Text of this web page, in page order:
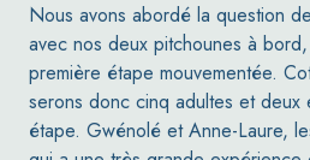
Nous avons abordé la question
avec nos deux pitchounes à
première étape mouvementée.
serons donc cinq adultes et deux
étape. Gwénolé et Anne-Laure,